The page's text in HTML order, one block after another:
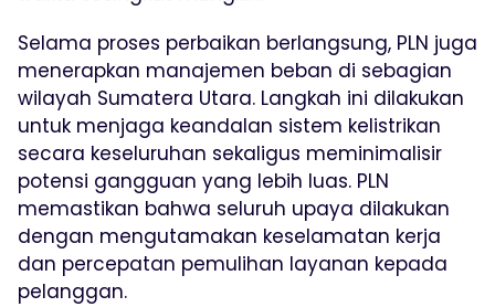
Selama proses perbaikan berlangsung, PLN juga
menerapkan manajemen beban di sebagian
wilayah Sumatera Utara. Langkah ini dilakukan
untuk menjaga keandalan sistem kelistrikan
secara keseluruhan sekaligus meminimalisir
potensi gangguan yang lebih luas. PLN
memastikan bahwa seluruh upaya dilakukan
dengan mengutamakan keselamatan kerja
dan percepatan pemulihan layanan kepada
pelanggan.